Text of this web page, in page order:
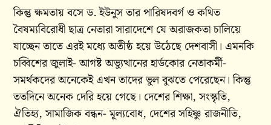
কিন্তু ক্ষমতায় বসে ড. ইউনুস তার পারিষদবর্গ ও কথিত
বৈষম্যবিরোধী ছাত্র নেতারা সারাদেশে যে অরাজকতা চালিয়ে
যাচ্ছেন তাতে এরই মধ্যে অতীষ্ঠ হয়ে উঠেছে দেশবাসী। এমনকি
চব্বিশের জুলাই- আগষ্ট অভ্যুত্থানের হার্ডকোর নেতাকর্মী-
সমর্থকদের অনেকেই এখন তাদের ভুল বুঝতে পেরেছেন। কিন্তু
ততদিনে অনেক দেরি হয়ে গেছে। দেশের শিক্ষা, সংস্কৃতি,
ঐতিহ্য, সামাজিক বন্ধন- মূল্যবোধ, দেশের সহিষ্ণু রাজনীতি,